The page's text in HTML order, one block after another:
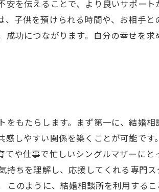
を伝えることで、より良いサポート
子供を預けられる時間や、お相手
功につながります。自分の幸せを求
もたらします。まず第一に、結婚
しやすい関係を築くことが可能です
や仕事で忙しいシングルマザーにと
ちを理解し、応援してくれる専門ス
のように、結婚相談所を利用する